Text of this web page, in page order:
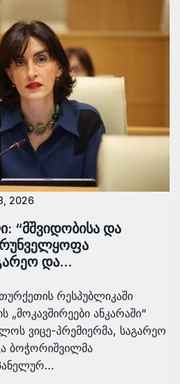
2026
“მშვიდობისა და
და…
რესპუბლიკაში
„მოკავშირეები ანკარაში“
ვიცე-პრემიერმა, საგარეო
ბოჭორიშვილმა